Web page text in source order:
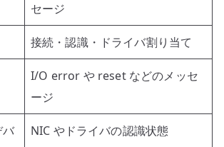
セージ
接続・認識・ドライバ割り当て
I/O error や reset などのメッセ
ージ
バ
NIC やドライバの認識状態